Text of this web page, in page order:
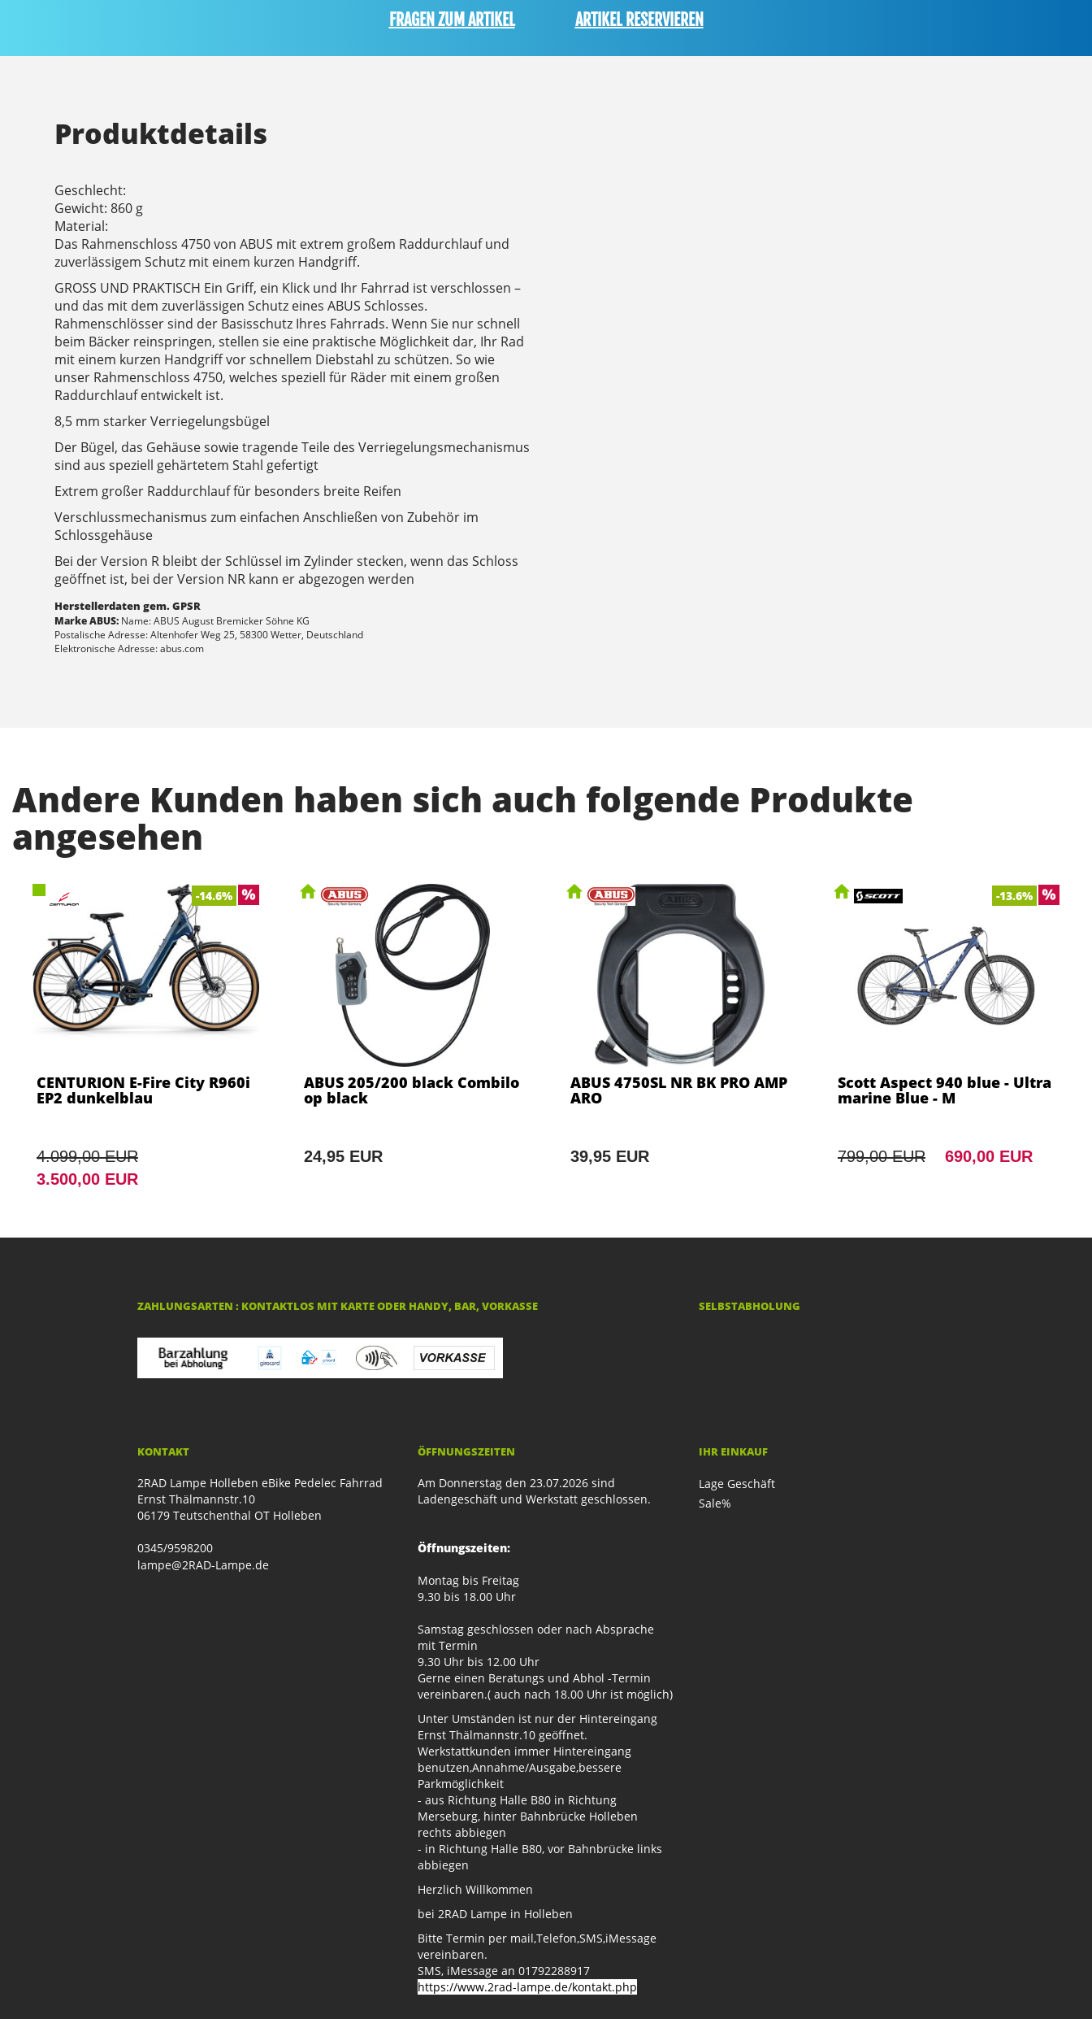
FRAGEN ZUM ARTIKEL ARTIKEL RESERVIEREN
Produktdetails
Geschlecht:
Gewicht: 860 g
Material:
Das Rahmenschloss 4750 von ABUS mit extrem großem Raddurchlauf und
zuverlässigem Schutz mit einem kurzen Handgriff.
GROSS UND PRAKTISCH Ein Griff, ein Klick und Ihr Fahrrad ist verschlossen –
und das mit dem zuverlässigen Schutz eines ABUS Schlosses.
Rahmenschlösser sind der Basisschutz Ihres Fahrrads. Wenn Sie nur schnell
beim Bäcker reinspringen, stellen sie eine praktische Möglichkeit dar, Ihr Rad
mit einem kurzen Handgriff vor schnellem Diebstahl zu schützen. So wie
unser Rahmenschloss 4750, welches speziell für Räder mit einem großen
Raddurchlauf entwickelt ist.
8,5 mm starker Verriegelungsbügel
Der Bügel, das Gehäuse sowie tragende Teile des Verriegelungsmechanismus
sind aus speziell gehärtetem Stahl gefertigt
Extrem großer Raddurchlauf für besonders breite Reifen
Verschlussmechanismus zum einfachen Anschließen von Zubehör im
Schlossgehäuse
Bei der Version R bleibt der Schlüssel im Zylinder stecken, wenn das Schloss
geöffnet ist, bei der Version NR kann er abgezogen werden
Herstellerdaten gem. GPSR
Marke ABUS: Name: ABUS August Bremicker Söhne KG
Postalische Adresse: Altenhofer Weg 25, 58300 Wetter, Deutschland
Elektronische Adresse: abus.com
Andere Kunden haben sich auch folgende Produkte
angesehen
-14.6%
CENTURION E-Fire City R960i
EP2 dunkelblau
4.099,00 EUR
3.500,00 EUR
ABUS 205/200 black Combilo
op black
24,95 EUR
ABUS 4750SL NR BK PRO AMP
ARO
39,95 EUR
-13.6%
Scott Aspect 940 blue - Ultra
marine Blue - M
799,00 EUR 690,00 EUR
ZAHLUNGSARTEN : KONTAKTLOS MIT KARTE ODER HANDY, BAR, VORKASSE SELBSTABHOLUNG
KONTAKT
2RAD Lampe Holleben eBike Pedelec Fahrrad
Ernst Thälmannstr.10
06179 Teutschenthal OT Holleben
0345/9598200
lampe@2RAD-Lampe.de
ÖFFNUNGSZEITEN
Am Donnerstag den 23.07.2026 sind
Ladengeschäft und Werkstatt geschlossen.
Öffnungszeiten:
Montag bis Freitag
9.30 bis 18.00 Uhr
Samstag geschlossen oder nach Absprache
mit Termin
9.30 Uhr bis 12.00 Uhr
Gerne einen Beratungs und Abhol -Termin
vereinbaren.( auch nach 18.00 Uhr ist möglich)
Unter Umständen ist nur der Hintereingang
Ernst Thälmannstr.10 geöffnet.
Werkstattkunden immer Hintereingang
benutzen,Annahme/Ausgabe,bessere
Parkmöglichkeit
- aus Richtung Halle B80 in Richtung
Merseburg, hinter Bahnbrücke Holleben
rechts abbiegen
- in Richtung Halle B80, vor Bahnbrücke links
abbiegen
Herzlich Willkommen
bei 2RAD Lampe in Holleben
Bitte Termin per mail,Telefon,SMS,iMessage
vereinbaren.
SMS, iMessage an 01792288917
https://www.2rad-lampe.de/kontakt.php
IHR EINKAUF
Lage Geschäft
Sale%